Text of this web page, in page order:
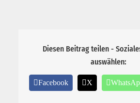
Diesen Beitrag teilen -
auswählen:
Facebook X